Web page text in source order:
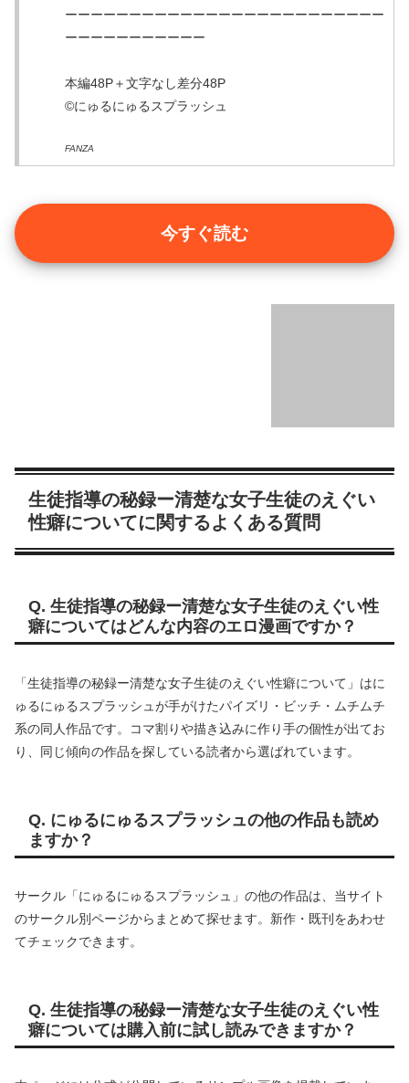
ーーーーーーーーーーーーーーーーーーーーーーーーー
ーーーーーーーーーーー
本編48P＋文字なし差分48P
©にゅるにゅるスプラッシュ
FANZA
今すぐ読む
性癖についてに関するよくある質問
Q. 生徒指導の秘録ー清楚な女子生徒のえぐい性
癖についてはどんな内容のエロ漫画ですか？
ゅるにゅるスプラッシュが手がけたパイズリ・ビッチ・ムチムチ
系の同人作品です。コマ割りや描き込みに作り手の個性が出てお
Q. にゅるにゅるスプラッシュの他の作品も読め
ますか？
のサークル別ページからまとめて探せます。新作・既刊をあわせ
てチェックできます。
Q. 生徒指導の秘録ー清楚な女子生徒のえぐい性
癖については購入前に試し読みできますか？
す。さらに多くのページを試し読みしたい場合は、リンク先の配
信ページに追加のサンプルが用意されていることがあります。